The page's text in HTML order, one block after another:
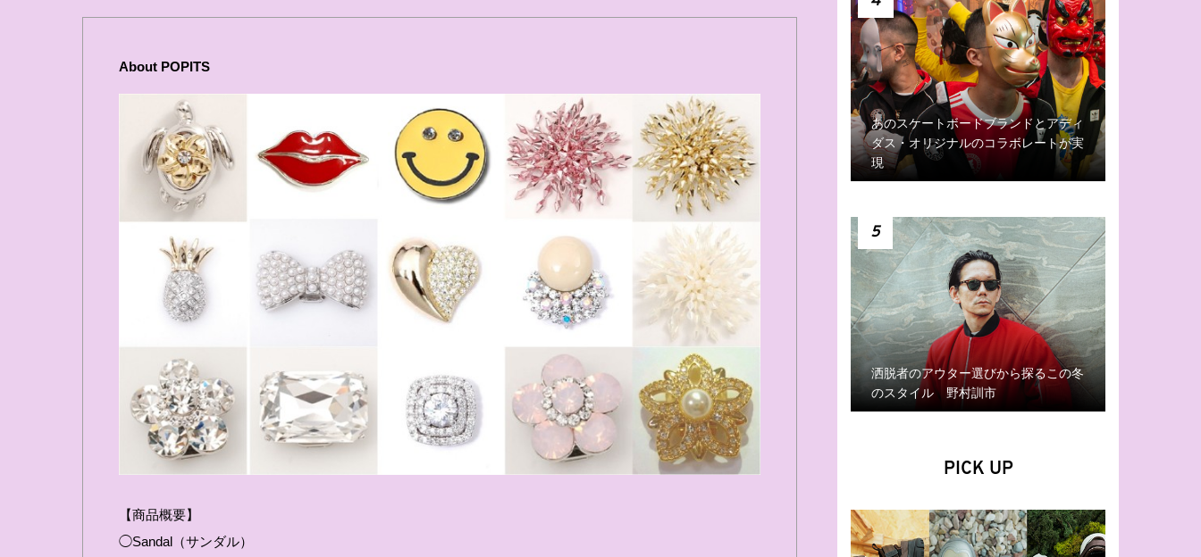
About POPITS
【商品概要】
◯Sandal（サンダル）
あのスケートボードブランドとアディ
ダス・オリジナルのコラボレートが実
現
5
洒脱者のアウター選びから探るこの冬
のスタイル 野村訓市
PICK UP